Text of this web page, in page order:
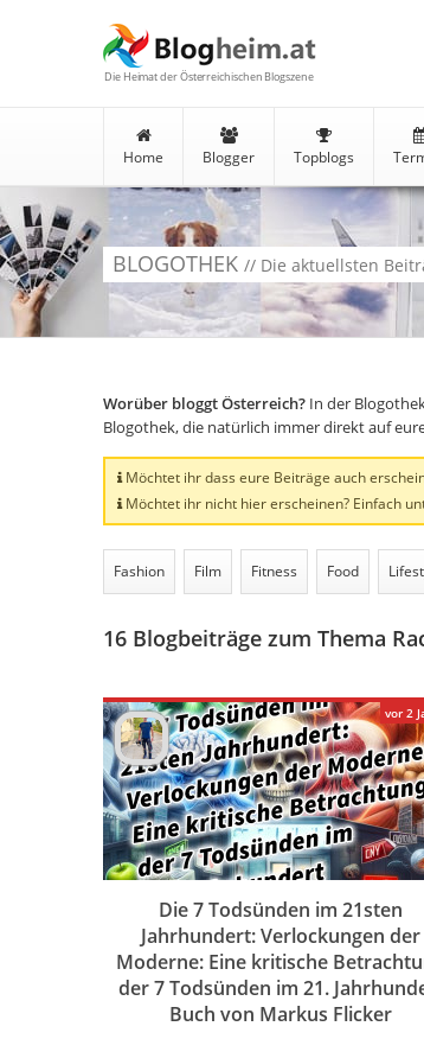
Die Heimat der Österreichischen Blogszene
Home Blogger Topblogs
BLOGOTHEK // Die aktuellsten
Worüber bloggt Österreich? In der
Blogothek, die natürlich immer direkt auf
Möchtet ihr dass eure Beiträge auch
Möchtet ihr nicht hier erscheinen? Einfach
Fashion Film Fitness Food
16 Blogbeiträge zum Thema
Die 7 Todsünden im 21sten
Jahrhundert: Verlockungen der
Moderne: Eine kritische
der 7 Todsünden im 21.
Buch von Markus Flicker
vor 2